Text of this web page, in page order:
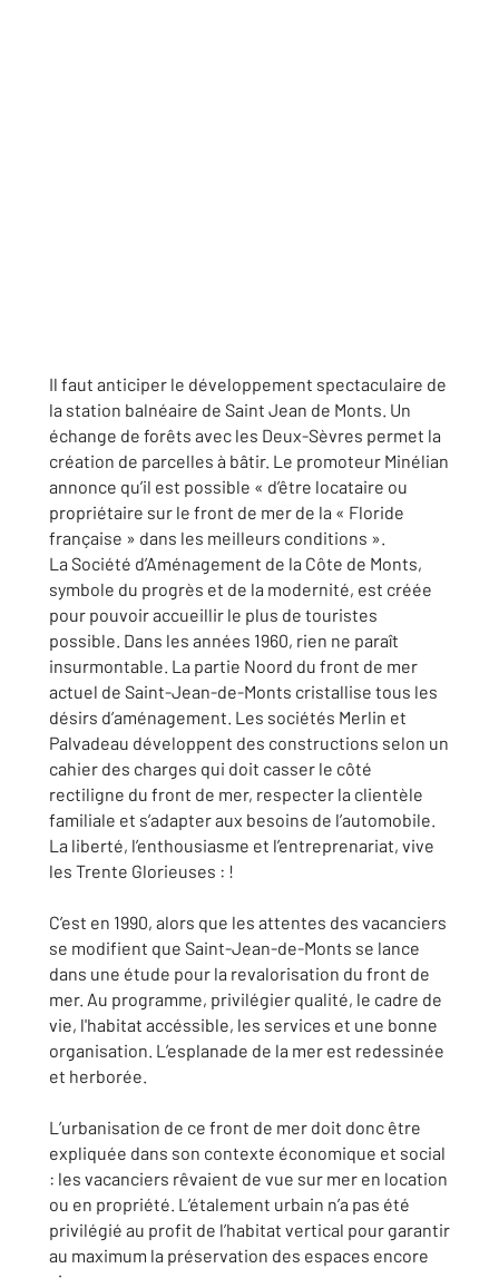
Il faut anticiper le développement spectaculaire de
la station balnéaire de Saint Jean de Monts. Un
échange de forêts avec les Deux-Sèvres permet la
création de parcelles à bâtir. Le promoteur Minélian
annonce qu’il est possible « d’être locataire ou
propriétaire sur le front de mer de la « Floride
française » dans les meilleurs conditions ».
La Société d’Aménagement de la Côte de Monts,
symbole du progrès et de la modernité, est créée
pour pouvoir accueillir le plus de touristes
possible. Dans les années 1960, rien ne paraît
insurmontable. La partie Noord du front de mer
actuel de Saint-Jean-de-Monts cristallise tous les
désirs d’aménagement. Les sociétés Merlin et
Palvadeau développent des constructions selon un
cahier des charges qui doit casser le côté
rectiligne du front de mer, respecter la clientèle
familiale et s’adapter aux besoins de l’automobile.
La liberté, l’enthousiasme et l’entreprenariat, vive
les Trente Glorieuses : !
C’est en 1990, alors que les attentes des vacanciers
se modifient que Saint-Jean-de-Monts se lance
dans une étude pour la revalorisation du front de
mer. Au programme, privilégier qualité, le cadre de
vie, l'habitat accéssible, les services et une bonne
organisation. L’esplanade de la mer est redessinée
et herborée.
L’urbanisation de ce front de mer doit donc être
expliquée dans son contexte économique et social
: les vacanciers rêvaient de vue sur mer en location
ou en propriété. L’étalement urbain n’a pas été
privilégié au profit de l’habitat vertical pour garantir
au maximum la préservation des espaces encore